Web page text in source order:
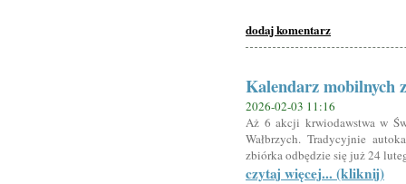
dodaj komentarz
Kalendarz mobilnych
2026-02-03 11:16
Aż 6 akcji krwiodawstwa w
Wałbrzych. Tradycyjnie
zbiórka odbędzie się już 24
czytaj więcej... (kliknij)